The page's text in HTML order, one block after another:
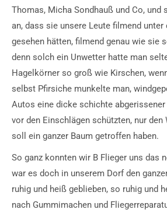
Thomas, Micha Sondhauß und Co, und
an, dass sie unsere Leute filmend unter
gesehen hätten, filmend genau wie sie
denn solch ein Unwetter hatte man
Hagelkörner so groß wie Kirschen,
selbst Pfirsiche munkelte man,
Autos eine dicke schichte
vor den Einschlägen schützten, nur den
soll ein ganzer Baum getroffen haben.
So ganz konnten wir B Flieger uns das
war es doch in unserem Dorf den
ruhig und heiß geblieben, so ruhig und
nach Gummimachen und